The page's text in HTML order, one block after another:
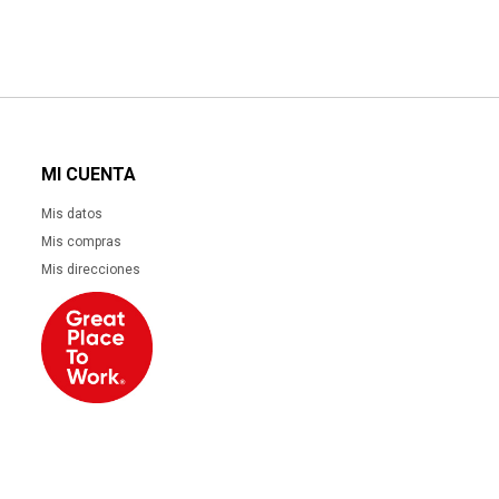
MI CUENTA
Mis datos
Mis compras
Mis direcciones